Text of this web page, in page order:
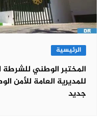
الرئيسية
المختبر الوطني للشرطة
للمديرية العامة للأمن
جديد